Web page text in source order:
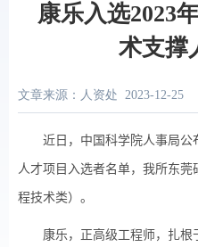
康乐入选2023
术支撑
文章来源：人资处 2023-12-25
近日，中国科学院人事局公
人才项目入选者名单，我所东
程技术类）。
康乐，正高级工程师，扎